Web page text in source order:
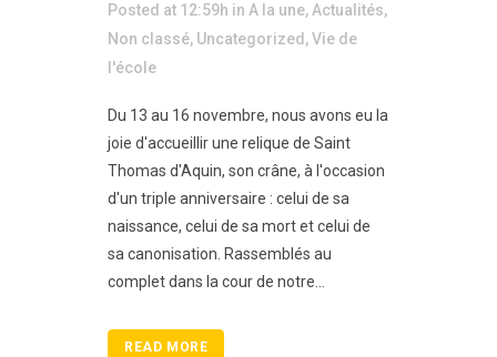
Posted at 12:59h in A la une, Actualités,
Non classé, Uncategorized ,Vie de
l'école
Du 13 au 16 novembre, nous avons eu la
joie d'accueillir une relique de Saint
Thomas d'Aquin, son crâne, à l'occasion
d'un triple anniversaire : celui de sa
naissance, celui de sa mort et celui de
sa canonisation. Rassemblés au
complet dans la cour de notre...
READ MORE